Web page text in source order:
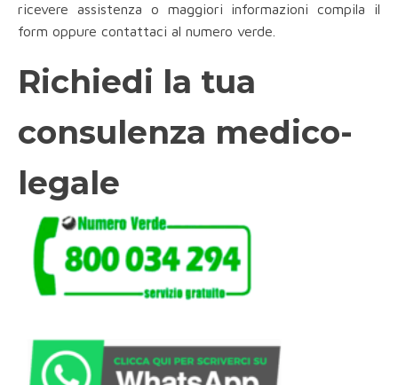
ricevere assistenza o maggiori informazioni compila il
form oppure contattaci al numero verde.
Richiedi la tua
consulenza medico-
legale